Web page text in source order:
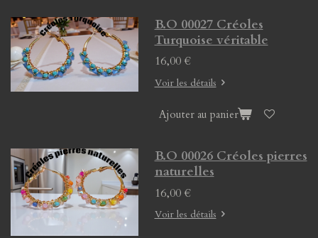
B.O 00027 Créoles
Turquoise véritable
16,00 €
Voir les détails
Ajouter au panier
B.O 00026 Créoles pierres
naturelles
16,00 €
Voir les détails